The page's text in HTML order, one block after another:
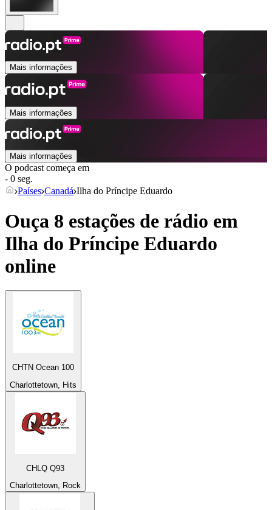
Mais informações
Mais informações
Mais informações
O podcast começa em
- 0 seg.
Países Canadá Ilha do Príncipe Eduardo
Ouça 8 estações de rádio em
Ilha do Príncipe Eduardo
online
CHTN Ocean 100
Charlottetown, Hits
CHLQ Q93
Charlottetown, Rock